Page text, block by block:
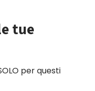
tue
per questi